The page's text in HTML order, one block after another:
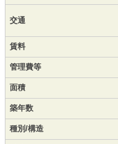
交通
賃料
管理費等
面積
築年数
種別/構造